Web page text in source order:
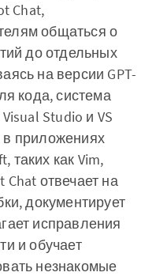
Chat,
общаться о
до отдельных
на версии GPT-
кода, система
Studio и VS
в приложениях
таких как Vim,
Chat отвечает на
документирует
исправления
и обучает
незнакомые